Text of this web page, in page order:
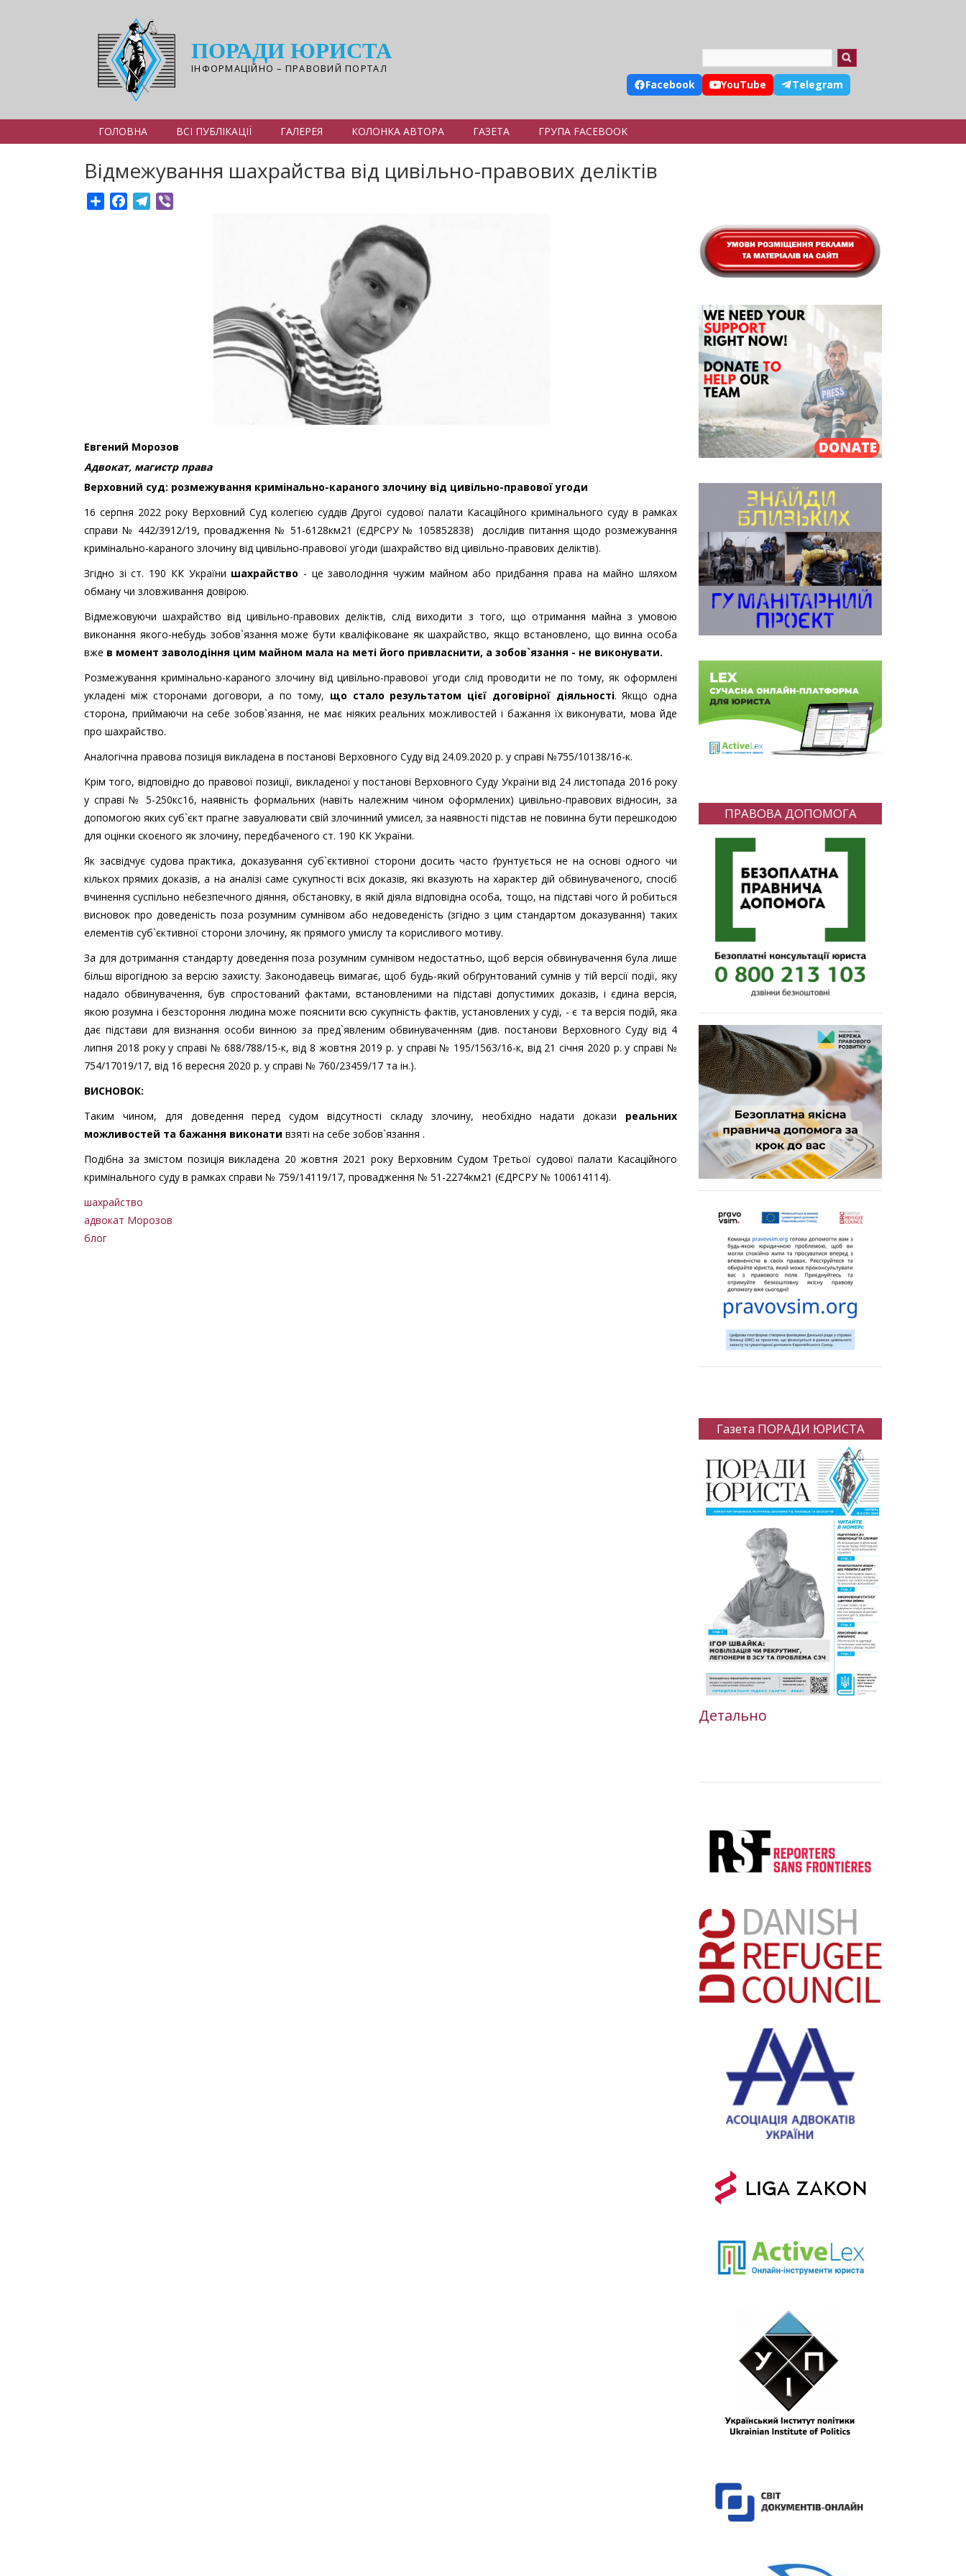
ПОРАДИ ЮРИСТА
ІНФОРМАЦІЙНО – ПРАВОВИЙ ПОРТАЛ
Facebook YouTube Telegram
ГОЛОВНА ВСІ ПУБЛІКАЦІЇ ГАЛЕРЕЯ КОЛОНКА АВТОРА ГАЗЕТА ГРУПА FACEBOOK
Відмежування шахрайства від цивільно-правових деліктів
ShareFacebookTelegram
Евгений Морозов
Адвокат, магистр права
Верховний суд: розмежування кримінально-караного злочину від цивільно-правової угоди
16 серпня 2022 року Верховний Суд колегією суддів Другої судової палати Касаційного кримінального суду в рамках
справи № 442/3912/19, провадження № 51-6128км21 (ЄДРСРУ № 105852838) дослідив питання щодо розмежування
кримінально-караного злочину від цивільно-правової угоди (шахрайство від цивільно-правових деліктів).
Згідно зі ст. 190 КК України шахрайство - це заволодіння чужим майном або придбання права на майно шляхом
обману чи зловживання довірою.
Відмежовуючи шахрайство від цивільно-правових деліктів, слід виходити з того, що отримання майна з умовою
виконання якого-небудь зобов`язання може бути кваліфіковане як шахрайство, якщо встановлено, що винна особа
вже в момент заволодіння цим майном мала на меті його привласнити, а зобов`язання - не виконувати.
Розмежування кримінально-караного злочину від цивільно-правової угоди слід проводити не по тому, як оформлені
укладені між сторонами договори, а по тому, що стало результатом цієї договірної діяльності. Якщо одна
сторона, приймаючи на себе зобов`язання, не має ніяких реальних можливостей і бажання їх виконувати, мова йде
про шахрайство.
Аналогічна правова позиція викладена в постанові Верховного Суду від 24.09.2020 р. у справі №755/10138/16-к.
Крім того, відповідно до правової позиції, викладеної у постанові Верховного Суду України від 24 листопада 2016 року
у справі № 5-250кс16, наявність формальних (навіть належним чином оформлених) цивільно-правових відносин, за
допомогою яких суб`єкт прагне завуалювати свій злочинний умисел, за наявності підстав не повинна бути перешкодою
для оцінки скоєного як злочину, передбаченого ст. 190 КК України.
Як засвідчує судова практика, доказування суб`єктивної сторони досить часто ґрунтується не на основі одного чи
кількох прямих доказів, а на аналізі саме сукупності всіх доказів, які вказують на характер дій обвинуваченого, спосіб
вчинення суспільно небезпечного діяння, обстановку, в якій діяла відповідна особа, тощо, на підставі чого й робиться
висновок про доведеність поза розумним сумнівом або недоведеність (згідно з цим стандартом доказування) таких
елементів суб`єктивної сторони злочину, як прямого умислу та корисливого мотиву.
За для дотримання стандарту доведення поза розумним сумнівом недостатньо, щоб версія обвинувачення була лише
більш вірогідною за версію захисту. Законодавець вимагає, щоб будь-який обґрунтований сумнів у тій версії події, яку
надало обвинувачення, був спростований фактами, встановленими на підставі допустимих доказів, і єдина версія,
якою розумна і безстороння людина може пояснити всю сукупність фактів, установлених у суді, - є та версія подій, яка
дає підстави для визнання особи винною за пред`явленим обвинуваченням (див. постанови Верховного Суду від 4
липня 2018 року у справі № 688/788/15-к, від 8 жовтня 2019 р. у справі № 195/1563/16-к, від 21 січня 2020 р. у справі №
754/17019/17, від 16 вересня 2020 р. у справі № 760/23459/17 та ін.).
ВИСНОВОК:
Таким чином, для доведення перед судом відсутності складу злочину, необхідно надати докази реальних
можливостей та бажання виконати взяті на себе зобов`язання .
Подібна за змістом позиція викладена 20 жовтня 2021 року Верховним Судом Третьої судової палати Касаційного
кримінального суду в рамках справи № 759/14119/17, провадження № 51-2274км21 (ЄДРСРУ № 100614114).
шахрайство
адвокат Морозов
блог
ПРАВОВА ДОПОМОГА
Газета ПОРАДИ ЮРИСТА
Детально